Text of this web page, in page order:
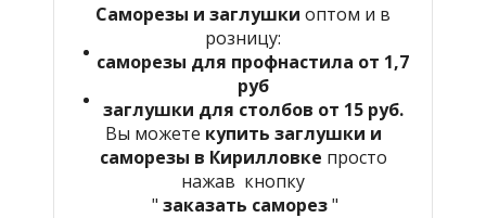
Саморезы и заглушки оптом и в
розницу:
саморезы для профнастила от 1,7
руб
заглушки для столбов от 15 руб.
Вы можете купить заглушки и
саморезы в Кирилловке просто
нажав кнопку
" заказать саморез"